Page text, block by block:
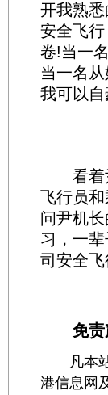
开我熟
安全飞
卷!当一
当一名
我可以自
看着尹
飞行员
问尹机
习，一
司安全飞
免责
凡本站
港信息网